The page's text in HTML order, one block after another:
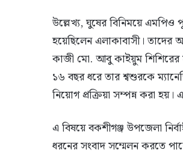
উল্লেখ্য, ঘুষের বিনিময়ে এমপিও
হয়েছিলেন এলাকাবাসী। তাদের
কাজী মো. আবু কাইয়ুম শিশিরের
১৬ বছর ধরে তার শ্বশুরকে
নিয়োগ প্রক্রিয়া সম্পন্ন করা হয়।
এ বিষয়ে বকশীগঞ্জ উপজেলা
ধরনের সংবাদ সম্মেলন করতে